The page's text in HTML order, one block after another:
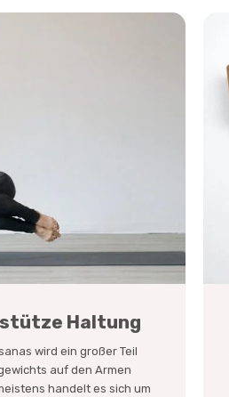
Haltung
wird ein großer Teil
auf den Armen
handelt es sich um